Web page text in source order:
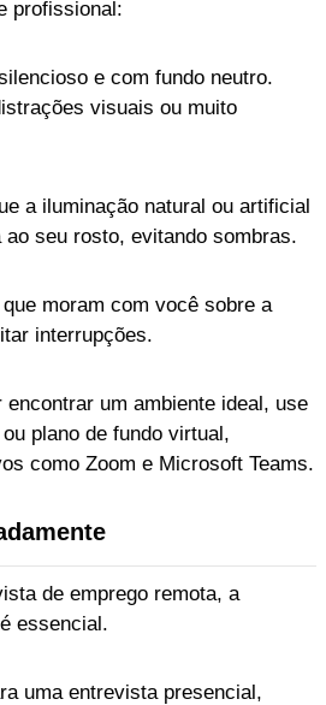
profissional:
e com fundo neutro.
visuais ou muito
a iluminação natural ou artificial
ao seu rosto, evitando sombras.
moram com você sobre a
interrupções.
encontrar um ambiente ideal, use
plano de fundo virtual,
como Zoom e Microsoft Teams.
de emprego remota, a
essencial.
uma entrevista presencial,